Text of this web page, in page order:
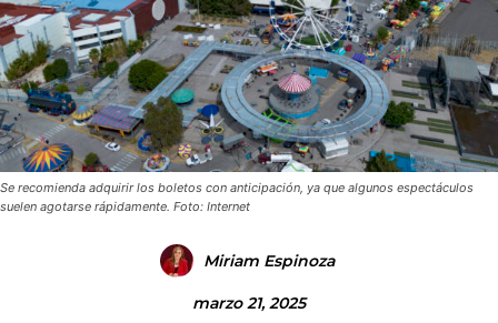
Se recomienda adquirir los boletos con anticipación, ya que algunos espectáculos
suelen agotarse rápidamente. Foto: Internet
Miriam Espinoza
marzo 21, 2025